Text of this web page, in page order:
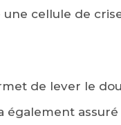
cellule de
de lever le
également assuré